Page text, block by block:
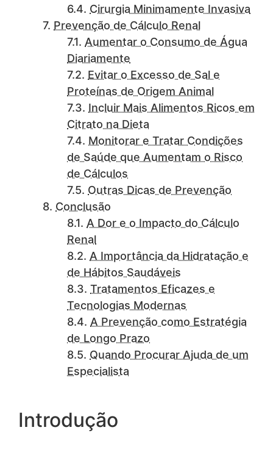
Cirurgia Minimamente Invasiva
Prevenção de Cálculo Renal
Aumentar o Consumo de Água
Diariamente
Evitar o Excesso de Sal e
Proteínas de Origem Animal
Incluir Mais Alimentos Ricos em
Citrato na Dieta
Monitorar e Tratar Condições
de Saúde que Aumentam o Risco
de Cálculos
Outras Dicas de Prevenção
Conclusão
A Dor e o Impacto do Cálculo
Renal
A Importância da Hidratação e
de Hábitos Saudáveis
Tratamentos Eficazes e
Tecnologias Modernas
A Prevenção como Estratégia
de Longo Prazo
Quando Procurar Ajuda de um
Especialista
Introdução